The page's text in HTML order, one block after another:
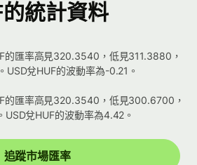
統計資料
的匯率高見320.3540，低見311.3880，
兌HUF的波動率為-0.21。
的匯率高見320.3540，低見300.6700，
兌HUF的波動率為4.42。
追蹤市場匯率